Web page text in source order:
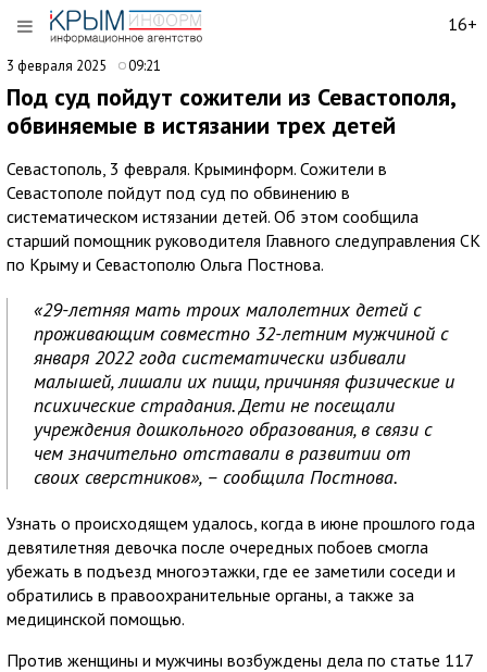
16+
3 февраля 2025 09:21
Под суд пойдут сожители из Севастополя,
обвиняемые в истязании трех детей
Севастополь, 3 февраля. Крыминформ. Сожители в
Севастополе пойдут под суд по обвинению в
систематическом истязании детей. Об этом сообщила
старший помощник руководителя Главного следуправления СК
по Крыму и Севастополю Ольга Постнова.
«29-летняя мать троих малолетних детей с
проживающим совместно 32-летним мужчиной с
января 2022 года систематически избивали
малышей, лишали их пищи, причиняя физические и
психические страдания. Дети не посещали
учреждения дошкольного образования, в связи с
чем значительно отставали в развитии от
своих сверстников», – сообщила Постнова.
Узнать о происходящем удалось, когда в июне прошлого года
девятилетняя девочка после очередных побоев смогла
убежать в подъезд многоэтажки, где ее заметили соседи и
обратились в правоохранительные органы, а также за
медицинской помощью.
Против женщины и мужчины возбуждены дела по статье 117